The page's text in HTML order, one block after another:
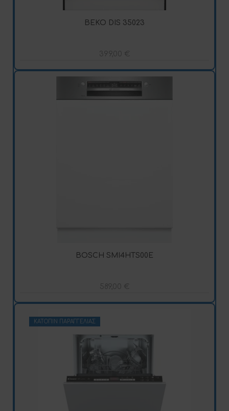
BEKO DIS 35023
399,00 €
BOSCH SMI4HTS00E
589,00 €
ΚΑΤΌΠΙΝ ΠΑΡΑΓΓΕΛΊΑΣ